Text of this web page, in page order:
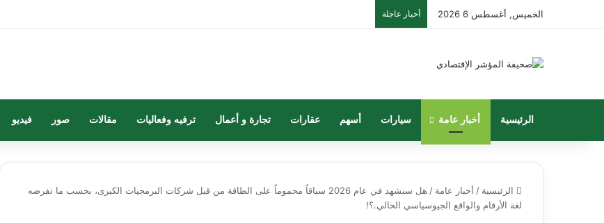
الخميس, أغسطس 6 2026 أخبار عاجلة
الرئيسية أخبار عامة سيارات أسهم عقارات تجارة و أعمال ترفيه وفعاليات مقالات صور فيديو
الرئيسية / أخبار عامة /
هل سنشهد في عام 2026 سباقاً محموماً على الطاقة من قبل شركات البرمجيات الكبرى، بحسب ما تفرضه
لغة الأرقام والواقع الجيوسياسي الحالي.؟!